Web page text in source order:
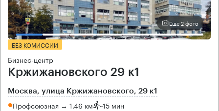
Еще 2 фото
БЕЗ КОМИССИИ
Бизнес-центр
Кржижановского 29 к1
Москва, улица Кржижановского, 29 к1
Профсоюзная → 1.46 км ~15 мин